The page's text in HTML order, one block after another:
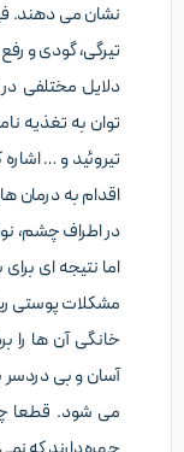
نشان می دهند.
تیرگی، گودی و
دلایل مختلفی
توان به تغذیه
تیروئید و …
اقدام به درمان
در اطراف چشم،
اما نتیجه ای
مشکلات پوستی
خانگی آن ها را
آسان و بی دردسر
می شود. قطعا